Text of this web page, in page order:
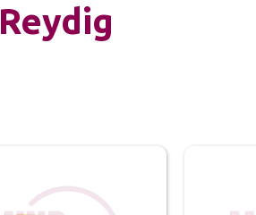
Reydig